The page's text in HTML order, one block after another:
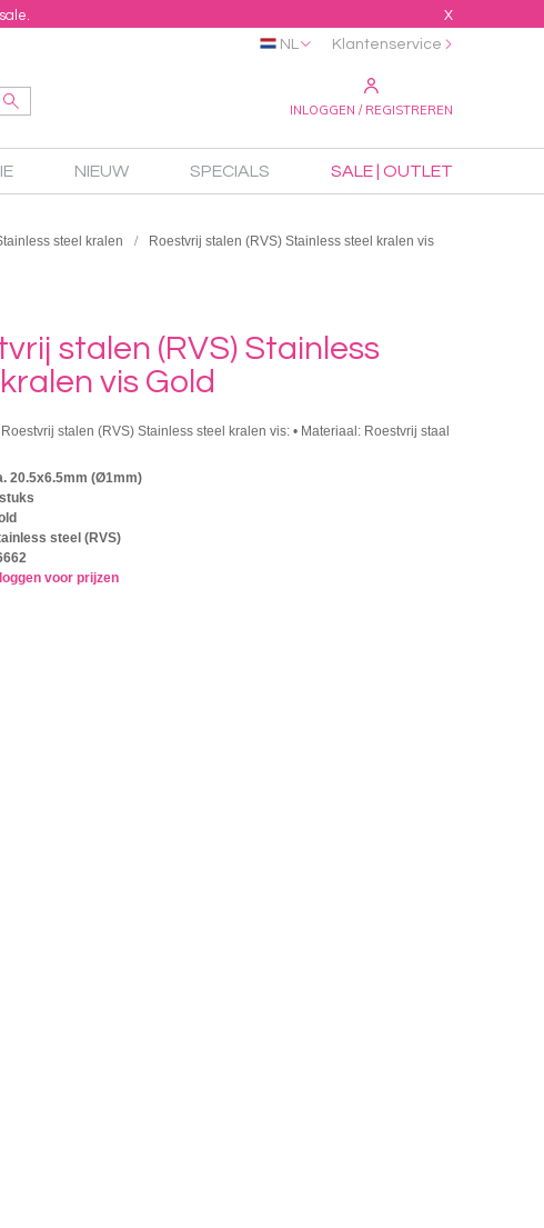
X
INLOGGEN / REGISTREREN
NL Klantenservice
NIEUW SPECIALS SALE | OUTLET
steel kralen
Roestvrij stalen (RVS) Stainless steel kralen vis
stalen (RVS) Stainless
vis Gold
stalen (RVS) Stainless steel kralen vis: • Materiaal: Roestvrij staal
20.5x6.5mm (Ø1mm)
steel (RVS)
voor prijzen